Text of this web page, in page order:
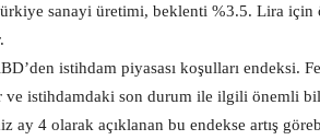
sanayi üretimi, beklenti %3.5. Lira için
istihdam piyasası koşulları endeksi.
ve istihdamdaki son durum ile ilgili önemli
ay 4 olarak açıklanan bu endekse artış